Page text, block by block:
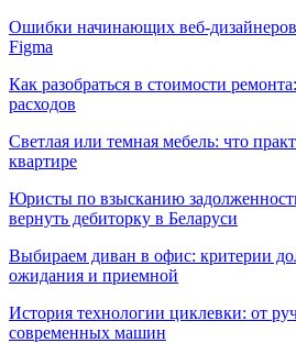
Ошибки начинающих веб-дизайнеров
Figma
Как разобраться в стоимости
расходов
Светлая или темная мебель: что
квартире
Юристы по взысканию
вернуть дебиторку в Беларуси
Выбираем диван в офис: критерии
ожидания и приемной
История технологии циклевки: от
современных машин